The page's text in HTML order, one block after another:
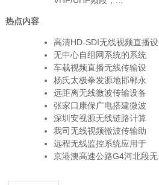
热点内容
高清HD-SDI无线视频直播设
无中心自组网系统的系统
车载视频直播无线传输设
杨氏太极拳发源地邯郸永
远距离无线微波传输设备
张家口康保广电搭建微波
深圳安视源无线链路计算
我司无线视频微波传输助
远程无线监控系统应用于
京港澳高速公路G4河北段无